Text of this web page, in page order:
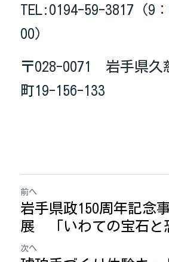
TEL:0194-59-3817（9：
00）
〒028-0071　岩手県久
町19-156-133
前へ
岩手県政150周年記念
展 「いわての宝石と
次へ